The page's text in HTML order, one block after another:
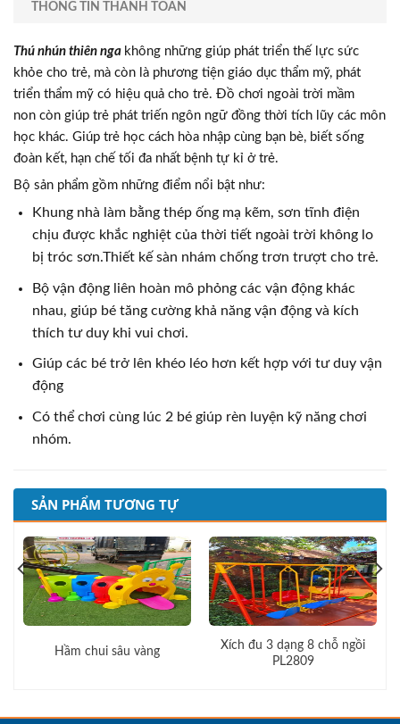
THÔNG TIN THANH TOÁN
Thú nhún thiên nga không những giúp phát triển thế lực sức
khỏe cho trẻ, mà còn là phương tiện giáo dục thẩm mỹ, phát
triển thẩm mỹ có hiệu quả cho trẻ. Đồ chơi ngoài trời mầm
non còn giúp trẻ phát triến ngôn ngữ đồng thời tích lũy các môn
học khác. Giúp trẻ học cách hòa nhập cùng bạn bè, biết sống
đoàn kết, hạn chế tối đa nhất bệnh tự kỉ ở trẻ.
Bộ sản phẩm gồm những điểm nổi bật như:
Khung nhà làm bằng thép ống mạ kẽm, sơn tĩnh điện
chịu được khắc nghiệt của thời tiết ngoài trời không lo
bị tróc sơn.Thiết kế sàn nhám chống trơn trượt cho trẻ.
Bộ vận động liên hoàn mô phỏng các vận động khác
nhau, giúp bé tăng cường khả năng vận động và kích
thích tư duy khi vui chơi.
Giúp các bé trở lên khéo léo hơn kết hợp với tư duy vận
động
Có thể chơi cùng lúc 2 bé giúp rèn luyện kỹ năng chơi
nhóm.
SẢN PHẨM TƯƠNG TỰ
Hầm chui sâu vàng
Xích đu 3 dạng 8 chỗ ngồi
PL2809